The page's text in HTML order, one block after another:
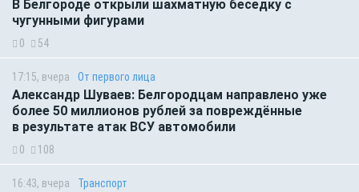
В Белгороде открыли шахматную беседку с
чугунными фигурами
0 54
17:15, вчера От первого лица
Александр Шуваев: Белгородцам направлено уже
более 50 миллионов рублей за повреждённые
в результате атак ВСУ автомобили
0 108
16:43, вчера Транспорт